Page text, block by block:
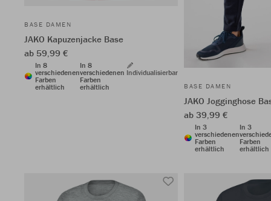
BASE DAMEN
JAKO Kapuzenjacke Base
ab 59,99 €
In 8
verschiedenen
Farben
erhältlich
In 8
verschiedenen
Farben
erhältlich
Individualisierbar
BASE DAMEN
JAKO Jogginghose
ab 39,99 €
In 3
verschiedenen
Farben
erhältlich
In 3
Farben
erhältlich